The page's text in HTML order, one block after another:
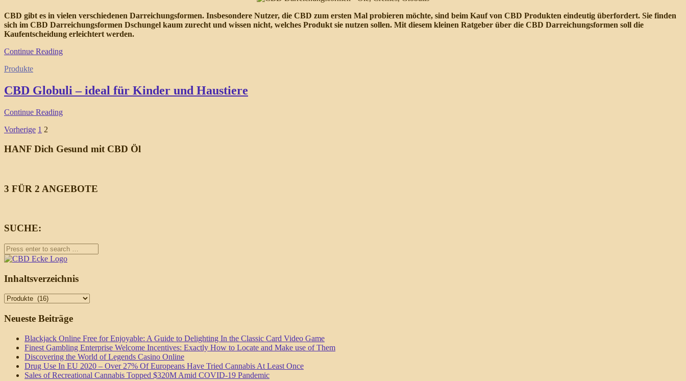
CBD gibt es in vielen verschiedenen Darreichungsformen. Insbesondere Nutzer, die CBD zum ersten Mal probieren möchte, sind beim Kauf von CBD Produkten eindeutig überfordert. Sie finden
sich im CBD Darreichungsformen Dschungel kaum zurecht und wissen nicht, welches Produkt sie nutzen sollen. Mit diesem kleinen Ratgeber über die CBD Darreichungsformen soll die
Kaufentscheidung erleichtert werden.
Continue Reading
Produkte
CBD Globuli – ideal für Kinder und Haustiere
Continue Reading
Seitennummerierung
der
Vorherige 1 2
HANF Dich Gesund mit CBD Öl
3 FÜR 2 ANGEBOTE
SUCHE:
Inhaltsverzeichnis
Inhaltsverzeichnis
Neueste Beiträge
Blackjack Online Free for Enjoyable: A Guide to Delighting In the Classic Card Video Game
Finest Gambling Enterprise Welcome Incentives: Exactly How to Locate and Make use of Them
Discovering the World of Legends Casino Online
Drug Use In EU 2020 – Over 27% Of Europeans Have Tried Cannabis At Least Once
Sales of Recreational Cannabis Topped $320M Amid COVID-19 Pandemic